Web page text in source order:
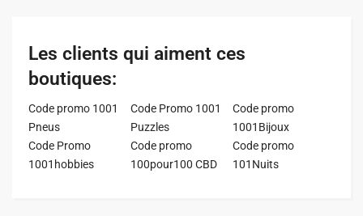
Les clients qui aiment ces
boutiques:
Code promo 1001
Pneus
Code Promo 1001
Puzzles
Code promo
1001Bijoux
Code Promo
1001hobbies
Code promo
100pour100 CBD
Code promo
101Nuits